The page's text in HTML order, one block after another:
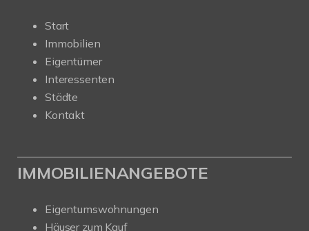
Start
Immobilien
Eigentümer
Interessenten
Städte
Kontakt
IMMOBILIENANGEBOTE
Eigentumswohnungen
Häuser zum Kauf